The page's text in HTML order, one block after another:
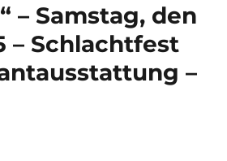
– Samstag, den
– Schlachtfest
–